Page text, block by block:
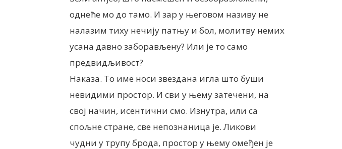
однеће мо до тамо. И зар у његовом називу не
налазим тиху нечију патњу и бол, молитву немих
усана давно заборављену? Или је то само
предвидљивост?
Наказа. То име носи звездана игла што буши
невидими простор. И сви у њему затечени, на
свој начин, исентични смо. Изнутра, или са
спољне стране, све непознаница је. Ликови
чудни у трупу брода, простор у њему омеђен је